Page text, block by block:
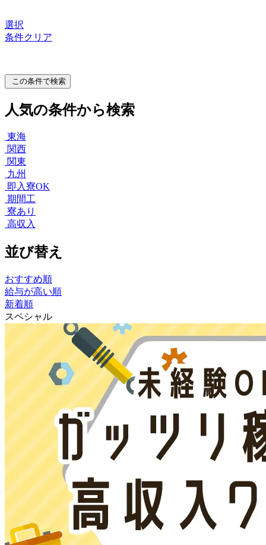
選択
条件クリア
この条件で検索
人気の条件から検索
東海
関西
関東
九州
即入寮OK
期間工
寮あり
高収入
並び替え
おすすめ順
給与が高い順
新着順
スペシャル